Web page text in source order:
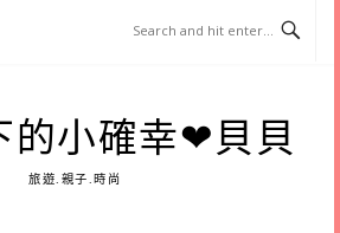
的小確幸❤貝貝
旅遊.親子.時尚